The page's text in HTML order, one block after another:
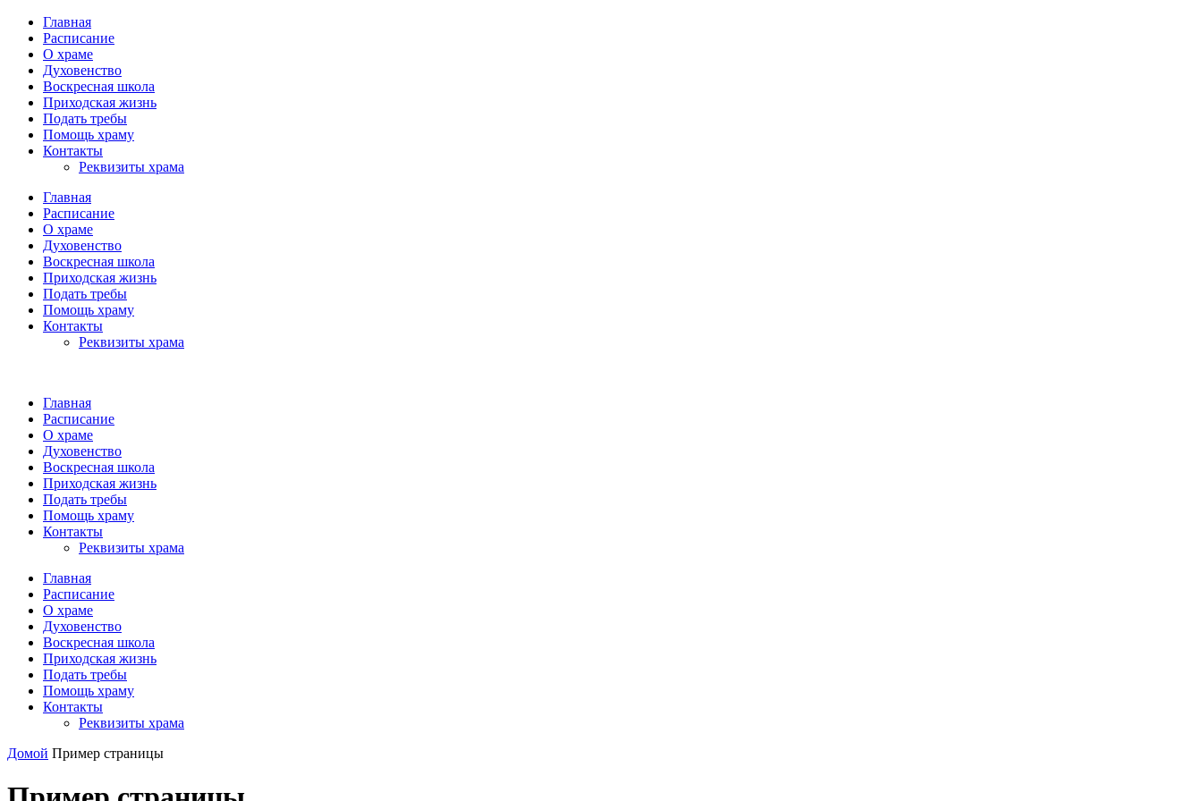
Главная
Расписание
О храме
Духовенство
Воскресная школа
Приходская жизнь
Подать требы
Помощь храму
Контакты
Реквизиты храма
Главная
Расписание
О храме
Духовенство
Воскресная школа
Приходская жизнь
Подать требы
Помощь храму
Контакты
Реквизиты храма
Главная
Расписание
О храме
Духовенство
Воскресная школа
Приходская жизнь
Подать требы
Помощь храму
Контакты
Реквизиты храма
Главная
Расписание
О храме
Духовенство
Воскресная школа
Приходская жизнь
Подать требы
Помощь храму
Контакты
Реквизиты храма
Домой Пример страницы